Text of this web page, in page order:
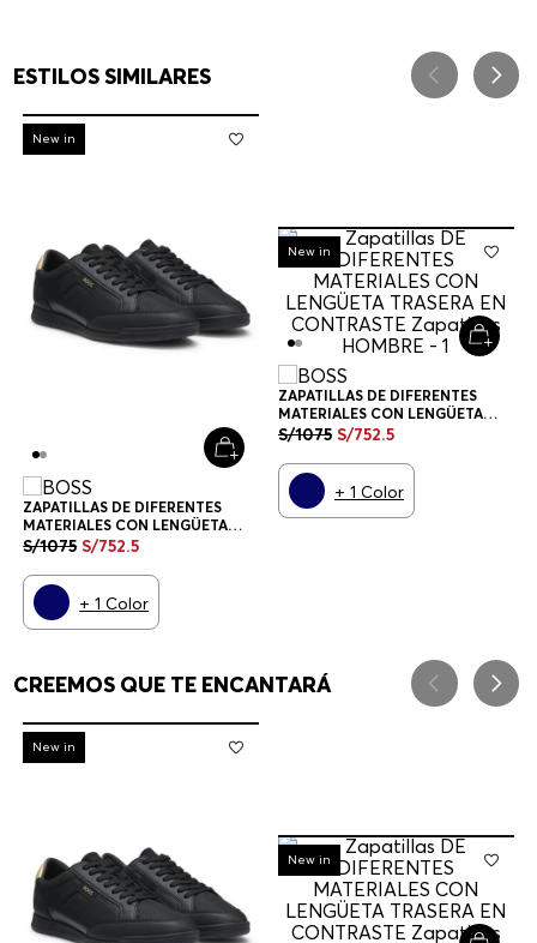
ESTILOS SIMILARES
-30%
New in
ZAPATILLAS DE DIFERENTES
MATERIALES CON LENGÜETA
TRASERA EN CONTRASTE
S/1075 S/752.5
+1 Color
-30%
New in
ZAPATILLAS DE DIFERENTES
MATERIALES CON LENGÜETA
TRASERA EN CONTRASTE
S/1075 S/752.5
+ 1 Color
CREEMOS QUE TE ENCANTARÁ
-30%
New in
-30%
New in